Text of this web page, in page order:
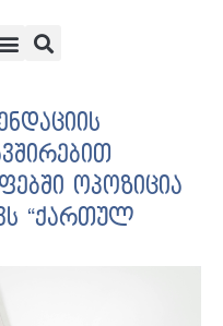
ოპოზიცია
“ქართულ